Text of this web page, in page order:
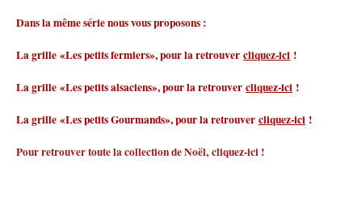
Dans la même série nous vous proposons :
La grille «Les petits fermiers», pour la retrouver cliquez-ici !
La grille «Les petits alsaciens», pour la retrouver cliquez-ici !
La grille «Les petits Gourmands», pour la retrouver cliquez-ici !
Pour retrouver toute la collection de Noël, cliquez-ici !